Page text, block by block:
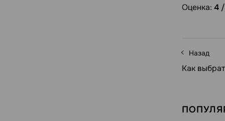
Оценка: 4 /
Назад
Как